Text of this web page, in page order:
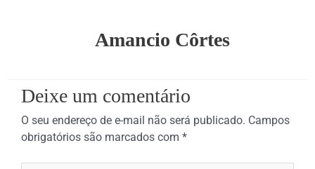
Amancio Côrtes
Deixe um comentário
O seu endereço de e-mail não será publicado. Campos
obrigatórios são marcados com *